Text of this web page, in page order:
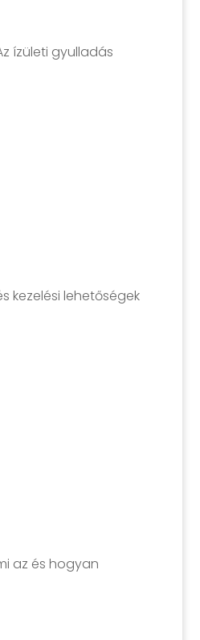
ízületi gyulladás
kezelési lehetőségek
az és hogyan